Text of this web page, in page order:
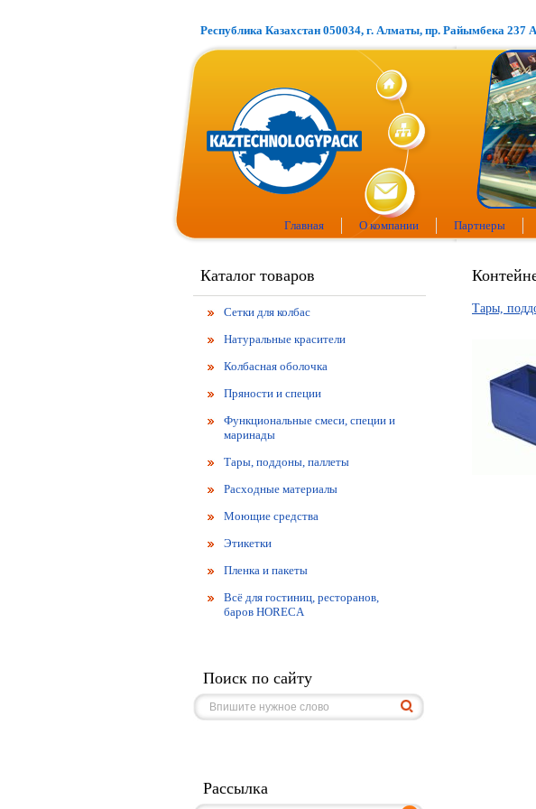
Республика Казахстан 050034, г. Алматы, пр. Райымбека 237 А
Главная О компании Партнеры
Тары,
Каталог товаров
Сетки для колбас
Натуральные красители
Колбасная оболочка
Пряности и специи
Функциональные смеси, специи и
маринады
Тары, поддоны, паллеты
Расходные материалы
Моющие средства
Этикетки
Пленка и пакеты
Всё для гостиниц, ресторанов,
баров HORECA
Поиск по сайту
Рассылка